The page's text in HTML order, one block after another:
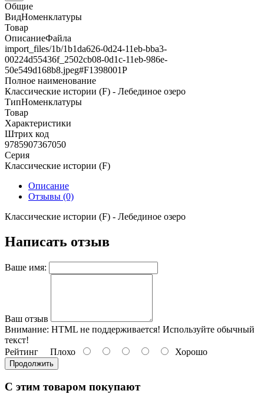
Общие
ВидНоменклатуры
Товар
ОписаниеФайла
import_files/1b/1b1da626-0d24-11eb-bba3-
00224d55436f_2502cb08-0d1c-11eb-986e-
50e549d168b8.jpeg#F1398001Р
Полное наименование
Классические истории (F) - Лебединое озеро
ТипНоменклатуры
Товар
Характеристики
Штрих код
9785907367050
Серия
Классические истории (F)
Описание
Отзывы (0)
Классические истории (F) - Лебединое озеро
Написать отзыв
Ваше имя:
Ваш отзыв
Внимание: HTML не поддерживается! Используйте обычный
текст!
Рейтинг Плохо Хорошо
Продолжить
С этим товаром покупают